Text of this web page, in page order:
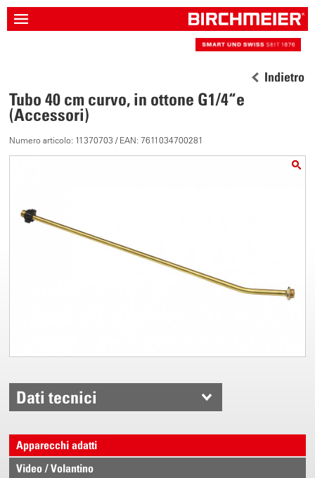
Indietro
Tubo 40 cm curvo, in ottone G1/4“e
(Accessori)
Numero articolo: 11370703 / EAN: 7611034700281
Dati tecnici
Apparecchi adatti
Video / Volantino